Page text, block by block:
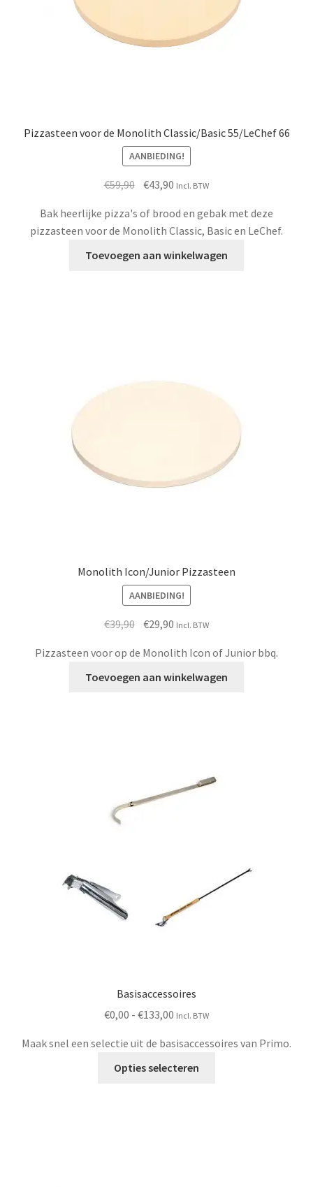
productpagina
Pizzasteen voor de Monolith Classic/Basic 55/LeChef 66
AANBIEDING!
€59,90 Oorspronkelijke
was:
€59,90.
€43,90 Huidige
is:
€43,90.
Incl. BTW
Bak heerlijke pizza's of brood en gebak met deze
pizzasteen voor de Monolith Classic, Basic en LeChef.
Toevoegen aan winkelwagen
Monolith Icon/Junior Pizzasteen
AANBIEDING!
€39,90 Oorspronkelijke
was:
€39,90.
€29,90 Huidige
is:
€29,90.
Incl. BTW
Pizzasteen voor op de Monolith Icon of Junior bbq.
Toevoegen aan winkelwagen
Basisaccessoires
€0,00 - €133,00 Prijsklasse:
tot
€133,00
Incl. BTW
Maak snel een selectie uit de basisaccessoires van Primo.
Opties selecteren